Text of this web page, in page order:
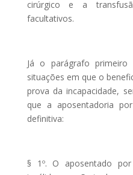
cirúrgico e a
facultativos.
Já o parágrafo
situações em que o
prova da incapacidade,
que a aposentadoria
definitiva:
§ 1º. O aposentado